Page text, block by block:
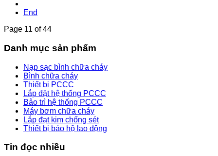
End
Page 11 of 44
Danh mục sản phẩm
Nạp sạc bình chữa cháy
Bình chữa cháy
Thiết bị PCCC
Lắp đặt hệ thống PCCC
Bảo trì hệ thống PCCC
Máy bơm chữa cháy
Lắp đạt kim chống sét
Thiết bị bảo hộ lao động
Tin đọc nhiều